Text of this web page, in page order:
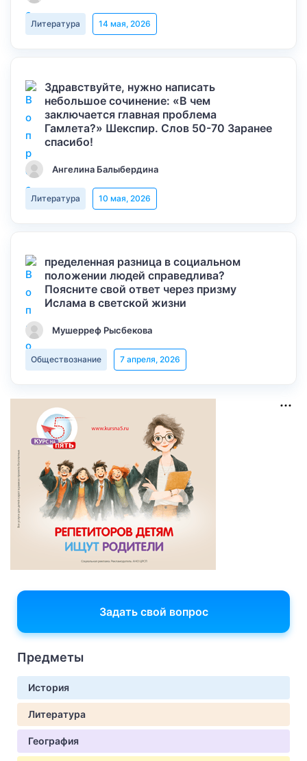
Литература 14 мая, 2026
Здравствуйте, нужно написать
небольшое сочинение: «В чем
заключается главная проблема
Гамлета?» Шекспир. Слов 50-70 Заранее
спасибо!
Ангелина Балыбердина
Литература 10 мая, 2026
пределенная разница в социальном
положении людей справедлива?
Поясните свой ответ через призму
Ислама в светской жизни
Мушерреф Рысбекова
Обществознание 7 апреля, 2026
Задать свой вопрос
Предметы
История
Литература
География